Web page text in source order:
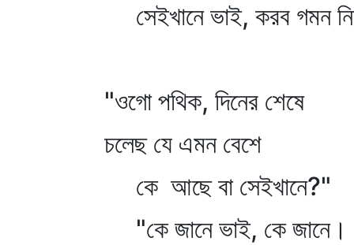
সেইখানে ভাই, করব গমন
"ওগো পথিক, দিনের শেষে
চলেছ যে এমন বেশে
কে আছে বা সেইখানে?"
"কে জানে ভাই, কে জানে।